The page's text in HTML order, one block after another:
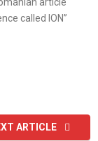
called ION”
ARTICLE